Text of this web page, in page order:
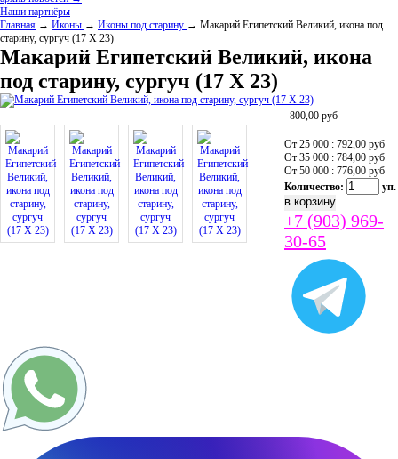
Наши партнёры
Главная → Иконы → Иконы под старину → Макарий Египетский Великий, икона под
старину, сургуч (17 Х 23)
Макарий Египетский Великий, икона
под старину, сургуч (17 Х 23)
800,00 руб
От 25 000 : 792,00 руб
От 35 000 : 784,00 руб
От 50 000 : 776,00 руб
Количество:
уп.
+7 (903) 969-
30-65